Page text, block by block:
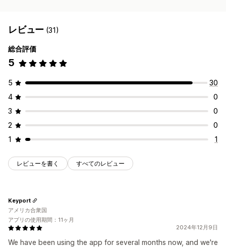
レビュー (31)
総合評価
5
5
30
4
0
3
0
2
0
1
1
レビューを書く すべてのレビュー
2024年12月9日
We have been using the app for several months now, and we're
Keyport
アメリカ合衆国
アプリの使用期間：11ヶ月